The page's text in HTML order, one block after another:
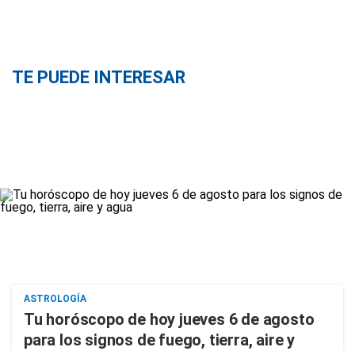
TE PUEDE INTERESAR
ASTROLOGÍA
Tu horóscopo de hoy jueves 6 de agosto
para los signos de fuego, tierra, aire y